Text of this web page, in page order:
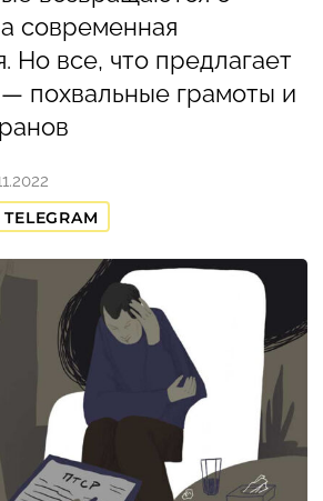
современная
Но все, что предлагает
— похвальные грамоты и